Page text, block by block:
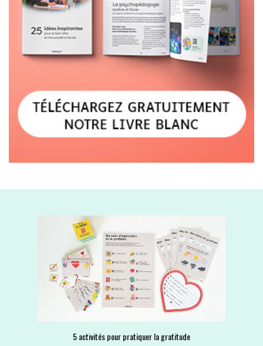
5 activités pour pratiquer la gratitude